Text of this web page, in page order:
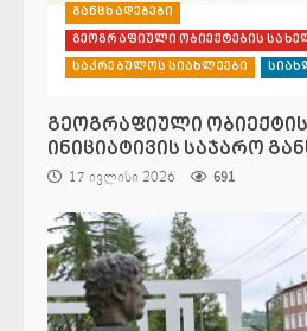
განცხადებები
გეოგრაფიული ობიექტების
საკრებულოს სიახლეები
გეოგრაფიული
ინიციატივის საჯარო
17 ივლისი 2026 691